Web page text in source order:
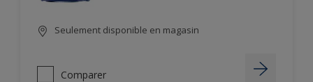
Seulement disponible en magasin
Comparer